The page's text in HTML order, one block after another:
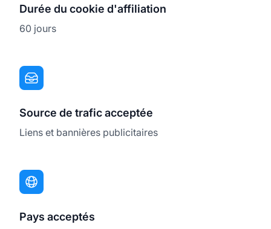
Durée du cookie d'affiliation
60 jours
Source de trafic acceptée
Liens et bannières publicitaires
Pays acceptés